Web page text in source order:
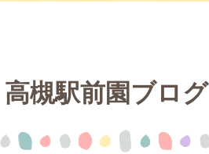
高槻駅前園ブログ